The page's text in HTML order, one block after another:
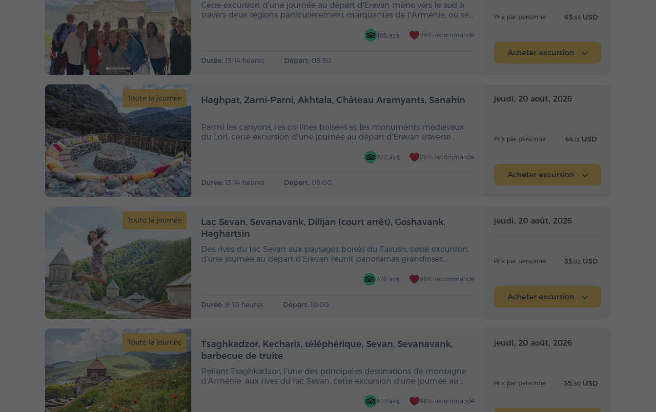
Cette excursion d'une journée au départ d'Erevan mène vers le sud à
travers deux régions particulièrement marquantes de l'Arménie, où se…
196 avis 99% recommandé
Durée: 13-14 heures Départ: 08:30
Prix par personne 63.55 USD
Acheter excursion
Toute la journée Toute la journée Toute la journée Toute la journée
Haghpat, Zarni-Parni, Akhtala, Château Aramyants, Sanahin
Parmi les canyons, les collines boisées et les monuments médiévaux
du Lori, cette excursion d'une journée au départ d'Erevan traverse…
322 avis 99% recommandé
Durée: 13-14 heures Départ: 09:00
jeudi, 20 août, 2026
Prix par personne 44.12 USD
Acheter excursion
Toute la journée Toute la journée Toute la journée Toute la journée
Lac Sevan, Sevanavank, Dilijan (court arrêt), Goshavank,
Haghartsin
Des rives du lac Sevan aux paysages boisés du Tavush, cette excursion
d'une journée au départ d'Erevan réunit panoramas grandioses…
1178 avis 98% recommandé
Durée: 9-10 heures Départ: 10:00
jeudi, 20 août, 2026
Prix par personne 33.02 USD
Acheter excursion
Toute la journée Toute la journée Toute la journée Toute la journée
Tsaghkadzor, Kecharis, téléphérique, Sevan, Sevanavank,
barbecue de truite
Reliant Tsaghkadzor, l'une des principales destinations de montagne
d'Arménie, aux rives du lac Sevan, cette excursion d'une journée au…
537 avis 98% recommandé
jeudi, 20 août, 2026
Prix par personne 35.80 USD